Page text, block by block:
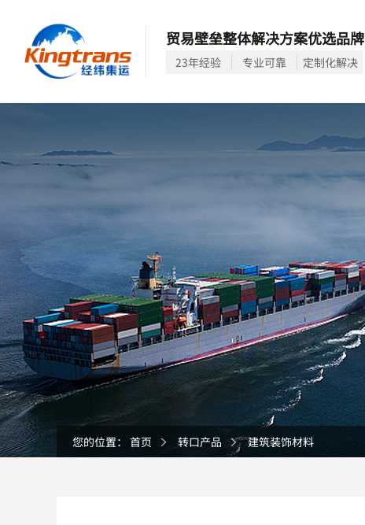
贸易壁垒整体解决方案优选品牌
23年经验 专业可靠 定制化解决
您的位置： 首页 转口产品 建筑装饰材料